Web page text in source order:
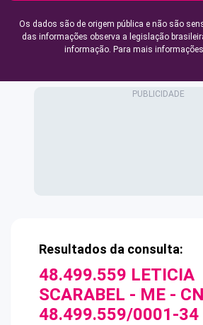
Os dados são de origem pública e não são
das informações observa a legislação
informação. Para mais
Resultados da consulta:
48.499.559 LETICIA
SCARABEL - ME -
48.499.559/0001-34